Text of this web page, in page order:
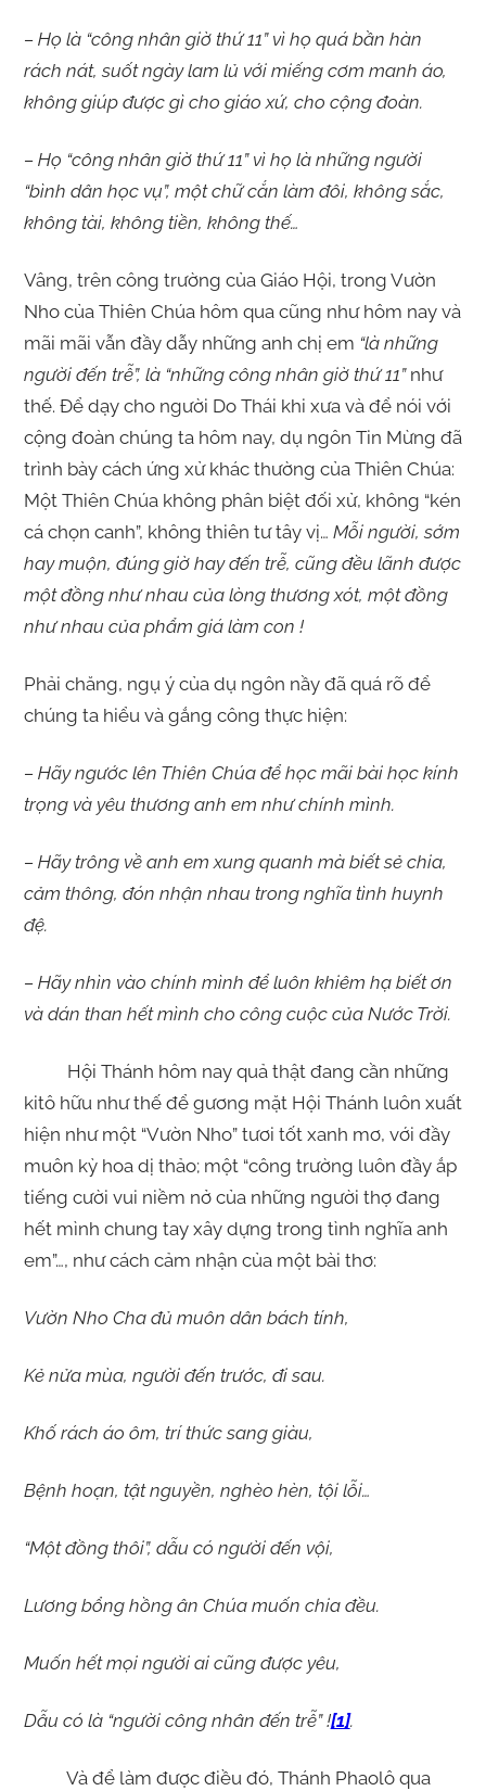
– Họ là “công nhân giờ thứ 11” vì họ quá bần hàn
rách nát, suốt ngày lam lủ với miếng cơm manh áo,
không giúp được gì cho giáo xứ, cho cộng đoàn.
– Họ “công nhân giờ thứ 11” vì họ là những người
“bình dân học vụ”, một chữ cắn làm đôi, không sắc,
không tài, không tiền, không thế…
Vâng, trên công trường của Giáo Hội, trong Vườn
Nho của Thiên Chúa hôm qua cũng như hôm nay và
mãi mãi vẫn đầy dẫy những anh chị em “là những
người đến trễ”, là “những công nhân giờ thứ 11”như
thế. Để dạy cho người Do Thái khi xưa và để nói với
cộng đoàn chúng ta hôm nay, dụ ngôn Tin Mừng đã
trình bày cách ứng xử khác thường của Thiên Chúa:
Một Thiên Chúa không phân biệt đối xử, không “kén
cá chọn canh”, không thiên tư tây vị… Mỗi người, sớm
hay muộn, đúng giờ hay đến trễ, cũng đều lãnh được
một đồng như nhau của lòng thương xót, một đồng
như nhau của phẩm giá làm con !
Phải chăng, ngụ ý của dụ ngôn nầy đã quá rõ để
chúng ta hiểu và gắng công thực hiện:
– Hãy ngước lên Thiên Chúa để học mãi bài học kính
trọng và yêu thương anh em như chính mình.
– Hãy trông về anh em xung quanh mà biết sẻ chia,
cảm thông, đón nhận nhau trong nghĩa tình huynh
đệ.
– Hãy nhìn vào chính mình để luôn khiêm hạ biết ơn
và dán than hết mình cho công cuộc của Nước Trời.
Hội Thánh hôm nay quả thật đang cần những
kitô hữu như thế để gương mặt Hội Thánh luôn xuất
hiện như một “Vườn Nho” tươi tốt xanh mơ, với đầy
muôn kỳ hoa dị thảo; một “công trường luôn đầy ắp
tiếng cười vui niềm nở của những người thợ đang
hết mình chung tay xây dựng trong tình nghĩa anh
em”…, như cách cảm nhận của một bài thơ:
Vườn Nho Cha đủ muôn dân bách tính,
Kẻ nửa mùa, người đến trước, đi sau.
Khố rách áo ôm, trí thức sang giàu,
Bệnh hoạn, tật nguyền, nghèo hèn, tội lỗi…
“Một đồng thôi”, dẫu có người đến vội,
Lương bổng hồng ân Chúa muốn chia đều.
Muốn hết mọi người ai cũng được yêu,
Dẫu có là “người công nhân đến trễ” ![1].
Và để làm được điều đó, Thánh Phaolô qua